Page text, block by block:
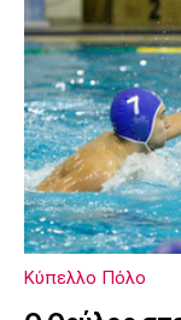
Κύπελλο Πόλο